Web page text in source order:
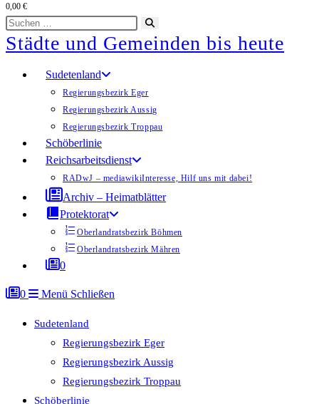
0,00 €
Diese
Website
durchsuchen
starten
Städte und Gemeinden bis heute
Sudetenland
Regierungsbezirk Eger
Regierungsbezirk Aussig
Regierungsbezirk Troppau
Schöberlinie
Reichsarbeitsdienst
RADwJ – mediawikiInteresse, Hilf uns mit dabei!
Archiv – Heimatblätter
Protektorat
Oberlandratsbezirk Böhmen
Oberlandratsbezirk Mähren
0
0 Menü Schließen
Sudetenland
Regierungsbezirk Eger
Regierungsbezirk Aussig
Regierungsbezirk Troppau
Schöberlinie